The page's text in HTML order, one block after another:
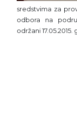
sredstvima za
odbora na
održani 17.05.2015.